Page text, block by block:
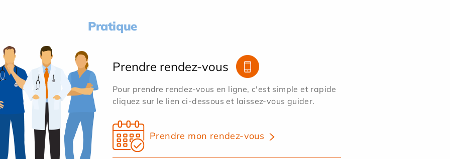
Pratique
Prendre rendez-vous
Pour prendre rendez-vous en ligne, c'est simple et rapide
cliquez sur le lien ci-dessous et laissez-vous guider.
Prendre mon rendez-vous